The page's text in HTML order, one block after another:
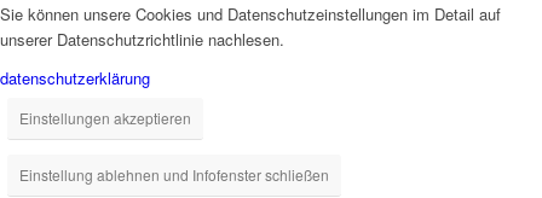
Sie können unsere Cookies und Datenschutzeinstellungen im Detail auf
unserer Datenschutzrichtlinie nachlesen.
datenschutzerklärung
Einstellungen akzeptieren
Einstellung ablehnen und Infofenster schließen